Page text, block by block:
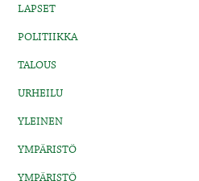
LAPSET
POLITIIKKA
TALOUS
URHEILU
YLEINEN
YMPÄRISTÖ
YMPÄRISTÖ